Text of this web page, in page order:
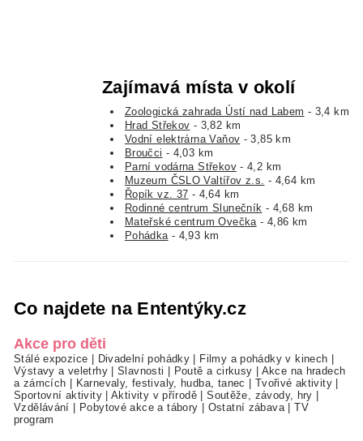
Zajímavá místa v okolí
Zoologická zahrada Ústí nad Labem - 3,4 km
Hrad Střekov - 3,82 km
Vodní elektrárna Vaňov - 3,85 km
Broučci - 4,03 km
Parní vodárna Střekov- 4,2 km
Muzeum ČSLO Valtířov z.s.
- 4,64 km
Řopík vz. 37 - 4,64 km
Rodinné centrum Slunečník - 4,68 km
Mateřské centrum Ovečka - 4,86 km
Pohádka - 4,93 km
Co najdete na Ententýky.cz
Akce pro děti
Stálé expozice Divadelní pohádky Filmy a pohádky v kinech
Výstavy a veletrhy|Slavnosti Poutě a cirkusy
Akce na hradech
a zámcích
Karnevaly, festivaly, hudba, tanec Tvořivé aktivity
Sportovní aktivity|Aktivity v přírodě |Soutěže, závody, hry
Vzdělávání
Pobytové akce a tábory Ostatní zábava|TV
program